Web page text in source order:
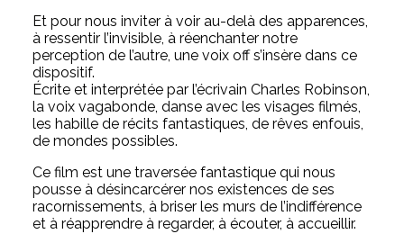
Et pour nous inviter à voir au-delà des apparences,
à ressentir l’invisible, à réenchanter notre
perception de l’autre, une voix off s’insère dans ce
dispositif.
Écrite et interprétée par l’écrivain Charles Robinson,
la voix vagabonde, danse avec les visages filmés,
les habille de récits fantastiques, de rêves enfouis,
de mondes possibles.
Ce film est une traversée fantastique qui nous
pousse à désincarcérer nos existences de ses
racornissements, à briser les murs de l’indifférence
et à réapprendre à regarder, à écouter, à accueillir.